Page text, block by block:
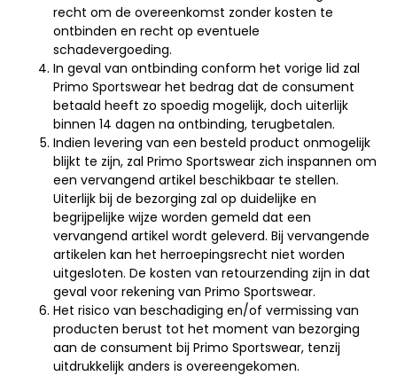
recht om de overeenkomst zonder kosten te
ontbinden en recht op eventuele
schadevergoeding.
In geval van ontbinding conform het vorige lid zal
Primo Sportswear het bedrag dat de consument
betaald heeft zo spoedig mogelijk, doch uiterlijk
binnen 14 dagen na ontbinding, terugbetalen.
Indien levering van een besteld product onmogelijk
blijkt te zijn, zal Primo Sportswear zich inspannen om
een vervangend artikel beschikbaar te stellen.
Uiterlijk bij de bezorging zal op duidelijke en
begrijpelijke wijze worden gemeld dat een
vervangend artikel wordt geleverd. Bij vervangende
artikelen kan het herroepingsrecht niet worden
uitgesloten. De kosten van retourzending zijn in dat
geval voor rekening van Primo Sportswear.
Het risico van beschadiging en/of vermissing van
producten berust tot het moment van bezorging
aan de consument bij Primo Sportswear, tenzij
uitdrukkelijk anders is overeengekomen.